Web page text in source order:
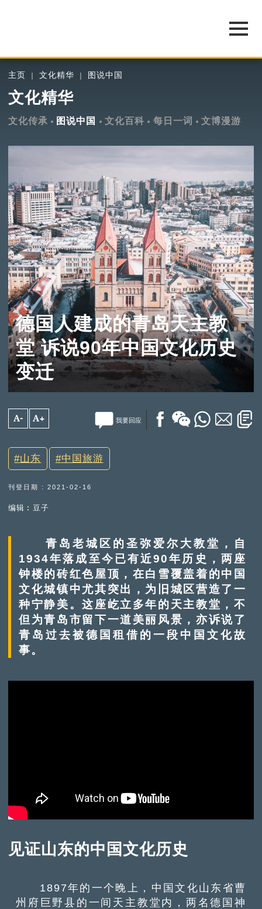
主页 文化精华 图说中国
文化精华
文化传承 图说中国 文化百科 每日一词 文博漫游
德国人建成的青岛天主教
堂 诉说90年中国文化历史
变迁
A- A+ 我要回应
山东 中国旅游
刊登日期 : 2021-02-16
编辑︰豆子
青岛老城区的圣弥爱尔大教堂，自
1934年落成至今已有近90年历史，两座
钟楼的砖红色屋顶，在白雪覆盖着的中国
文化城镇中尤其突出，为旧城区营造了一
种宁静美。这座屹立多年的天主教堂，不
但为青岛市留下一道美丽风景，亦诉说了
青岛过去被德国租借的一段中国文化故
事。
见证山东的中国文化历史
1897年的一个晚上，中国文化山东省曹
州府巨野县的一间天主教堂内，两名德国神